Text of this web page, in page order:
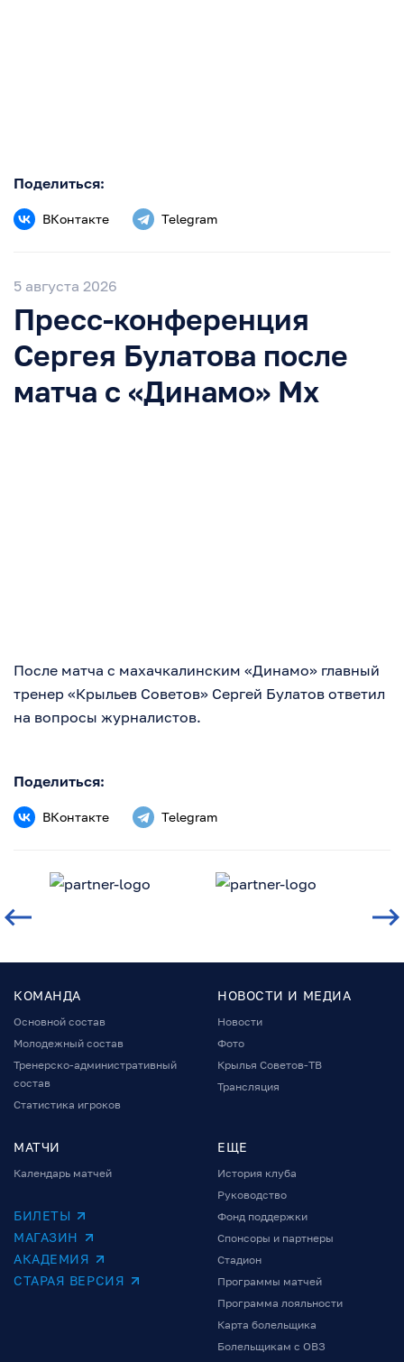
Поделиться:
ВКонтакте Telegram
5 августа 2026
Пресс-конференция
Сергея Булатова после
матча с «Динамо» Мх
После матча с махачкалинским «Динамо» главный
тренер «Крыльев Советов» Сергей Булатов ответил
на вопросы журналистов.
Поделиться:
ВКонтакте Telegram
КОМАНДА
Основной состав
Молодежный состав
Тренерско-административный
состав
Статистика игроков
НОВОСТИ И МЕДИА
Новости
Фото
Крылья Советов-ТВ
Трансляция
МАТЧИ
Календарь матчей
БИЛЕТЫ
МАГАЗИН
АКАДЕМИЯ
СТАРАЯ ВЕРСИЯ
ЕЩЕ
История клуба
Руководство
Фонд поддержки
Спонсоры и партнеры
Стадион
Программы матчей
Программа лояльности
Карта болельщика
Болельщикам с ОВЗ